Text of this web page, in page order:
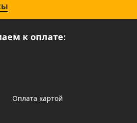
к оплате:
Оплата картой